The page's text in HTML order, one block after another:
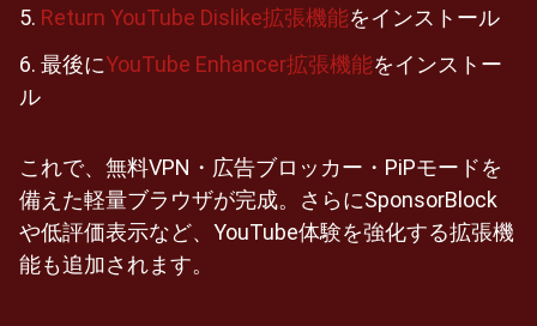
Return YouTube Dislike拡張機能をインストール
最後にYouTube Enhancer拡張機能をインストー
ル
これで、無料VPN・広告ブロッカー・PiPモードを
備えた軽量ブラウザが完成。さらにSponsorBlock
や低評価表示など、YouTube体験を強化する拡張機
能も追加されます。